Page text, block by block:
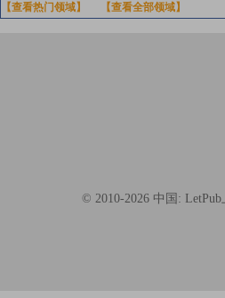
【查看热门领域】 【查看全部领域】
© 2010-2026 中国: LetPub